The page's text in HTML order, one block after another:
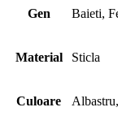
Gen Baieti,
Material Sticla
Culoare